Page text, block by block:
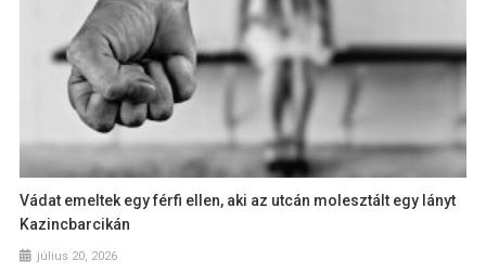
Vádat emeltek egy férfi ellen, aki az utcán molesztált egy lányt
Kazincbarcikán
július 20, 2026